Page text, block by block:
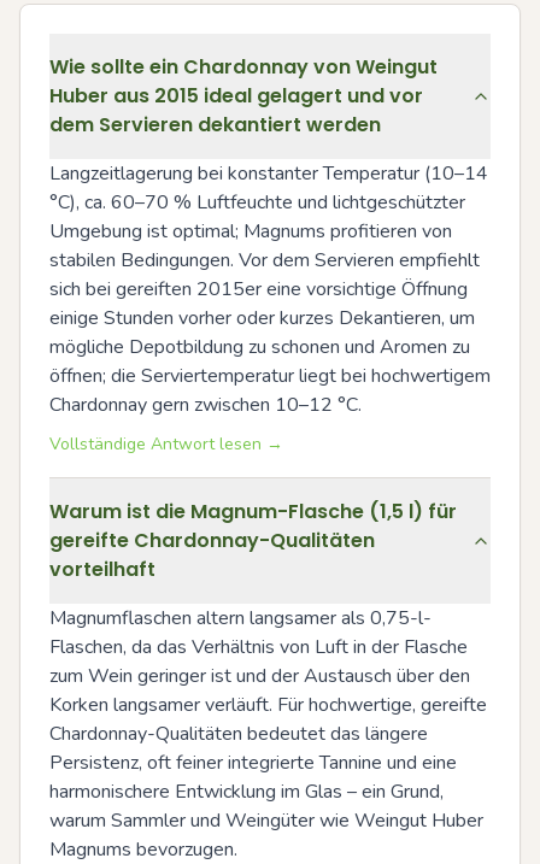
Wie sollte ein Chardonnay von Weingut
Huber aus 2015 ideal gelagert und vor
dem Servieren dekantiert werden
Langzeitlagerung bei konstanter Temperatur (10–14
°C), ca. 60–70 % Luftfeuchte und lichtgeschützter
Umgebung ist optimal; Magnums profitieren von
stabilen Bedingungen. Vor dem Servieren empfiehlt
sich bei gereiften 2015er eine vorsichtige Öffnung
einige Stunden vorher oder kurzes Dekantieren, um
mögliche Depotbildung zu schonen und Aromen zu
öffnen; die Serviertemperatur liegt bei hochwertigem
Chardonnay gern zwischen 10–12 °C.
Vollständige Antwort lesen →
Warum ist die Magnum-Flasche (1,5 l) für
gereifte Chardonnay-Qualitäten
vorteilhaft
Magnumflaschen altern langsamer als 0,75-l-
Flaschen, da das Verhältnis von Luft in der Flasche
zum Wein geringer ist und der Austausch über den
Korken langsamer verläuft. Für hochwertige, gereifte
Chardonnay-Qualitäten bedeutet das längere
Persistenz, oft feiner integrierte Tannine und eine
harmonischere Entwicklung im Glas – ein Grund,
warum Sammler und Weingüter wie Weingut Huber
Magnums bevorzugen.